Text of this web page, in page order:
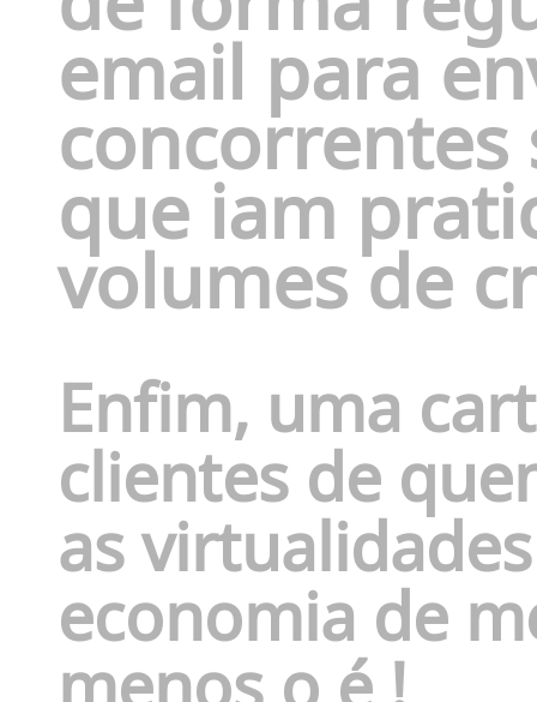
email para
concorrentes
que iam
volumes de
Enfim, uma
clientes de
as
economia de